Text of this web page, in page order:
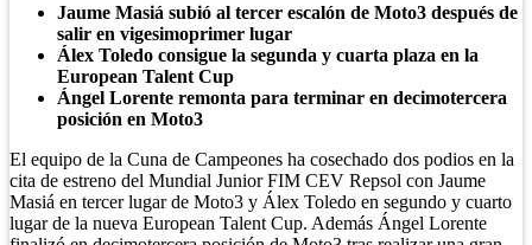
Jaume Masiá subió al tercer escalón de Moto3 después de
salir en vigesimoprimer lugar
Álex Toledo consigue la segunda y cuarta plaza en la
European Talent Cup
Ángel Lorente remonta para terminar en decimotercera
posición en Moto3
El equipo de la Cuna de Campeones ha cosechado dos podios en la
cita de estreno del Mundial Junior FIM CEV Repsol con Jaume
Masiá en tercer lugar de Moto3 y Álex Toledo en segundo y cuarto
lugar de la nueva European Talent Cup. Además Ángel Lorente